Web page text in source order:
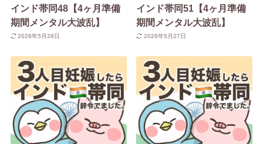
インド帯同48【4ヶ月準備
期間メンタル大波乱】
2026年5月28日
インド帯同51【4ヶ月準備
期間メンタル大波乱】
2026年5月27日